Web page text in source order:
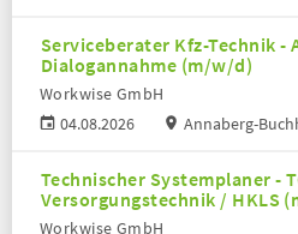
Serviceberater Kfz-Technik -
Dialogannahme (m/w/d)
04.08.2026
Workwise GmbH
Annaberg-
Technischer Systemplaner -
Versorgungstechnik / HKLS
Workwise GmbH